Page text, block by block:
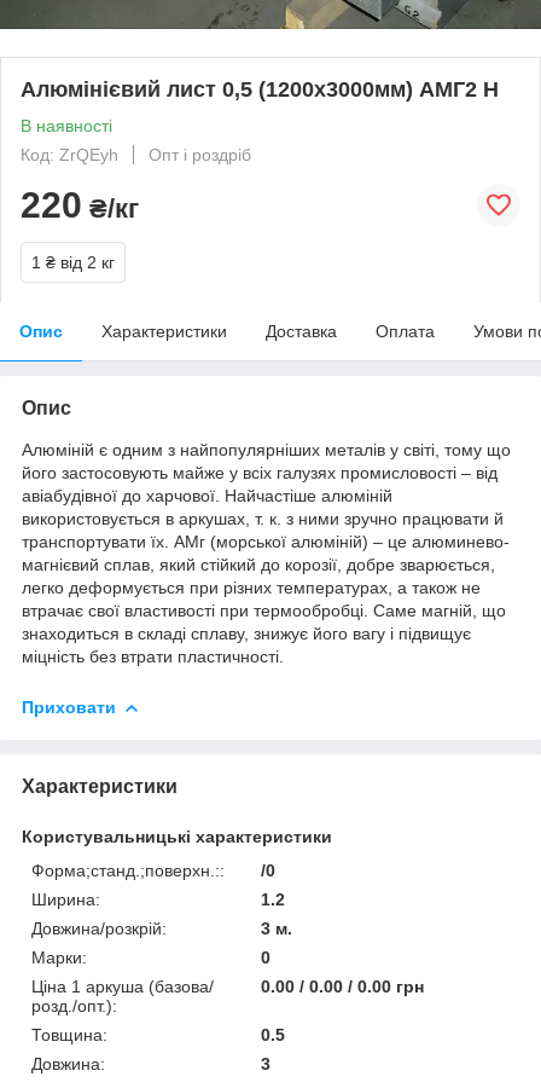
Алюмінієвий лист 0,5 (1200х3000мм) АМГ2 Н
В наявності
Код: ZrQEyh
Опт і роздріб
220 ₴/кг
1 ₴ від 2 кг
Опис Характеристики Доставка Оплата Умови
Опис
Алюміній є одним з найпопулярніших металів у світі, тому що
його застосовують майже у всіх галузях промисловості – від
авіабудівної до харчової. Найчастіше алюміній
використовується в аркушах, т. к. з ними зручно працювати й
транспортувати їх. АМг (морської алюміній) – це алюминево-
магнієвий сплав, який стійкий до корозії, добре зварюється,
легко деформується при різних температурах, а також не
втрачає свої властивості при термообробці. Саме магній, що
знаходиться в складі сплаву, знижує його вагу і підвищує
міцність без втрати пластичності.
Приховати
Характеристики
Користувальницькі характеристики
Форма;станд.;поверхн.::
/0
Ширина:
1.2
Довжина/розкрій:
3 м.
Марки:
0
Ціна 1 аркуша (базова/
розд./опт.):
0.00 / 0.00 / 0.00 грн
Товщина:
0.5
Довжина:
3